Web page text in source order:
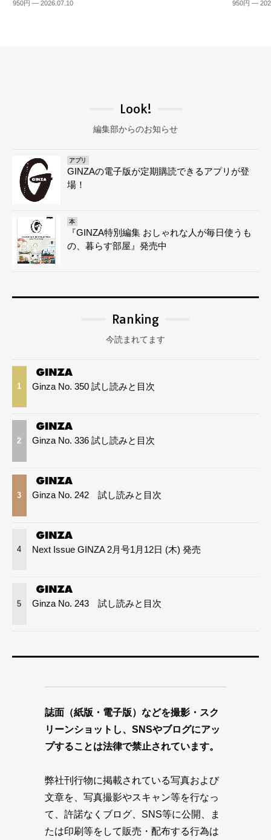
950円 — 2026.07.10 950円 —
Look!
編集部からのお知らせ
アプリ
GINZAの電子版が定期購読できるアプリが登
場！
本
『GINZA特別編集 おしゃれな人が毎日使うも
の、暮らす部屋』発売中
Ranking
今読まれてます
1 Ginza No. 350 試し読みと目次
2 Ginza No. 336 試し読みと目次
3 Ginza No. 242 試し読みと目次
4 Next Issue GINZA 2月号1月12日 (木) 発売
5 Ginza No. 243 試し読みと目次
誌面（紙版・電子版）などを撮影・スク
リーンショットし、SNSやブログにアッ
プすることは法律で禁止されています。
弊社刊行物に掲載されている写真および
文章を、写真撮影やスキャン等を行なっ
て、許諾なくブログ、SNS等に公開、ま
たは印刷等をして販売・配布する行為は